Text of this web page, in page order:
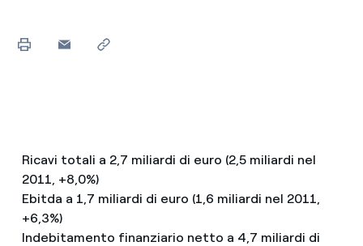
Ricavi totali a 2,7 miliardi di euro (2,5 miliardi nel
2011, +8,0%)
Ebitda a 1,7 miliardi di euro (1,6 miliardi nel 2011,
+6,3%)
Indebitamento finanziario netto a 4,7 miliardi di